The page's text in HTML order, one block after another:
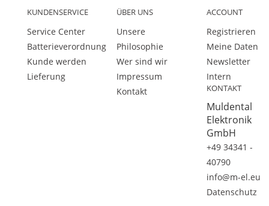
KUNDENSERVICE
Service Center
Batterieverordnung
Kunde werden
Lieferung
ÜBER UNS
Unsere
Philosophie
Wer sind wir
Impressum
Kontakt
ACCOUNT
Registrieren
Meine Daten
Newsletter
Intern
KONTAKT
Muldental
Elektronik
GmbH
+49 34341 -
40790
info@m-el.eu
Datenschutz